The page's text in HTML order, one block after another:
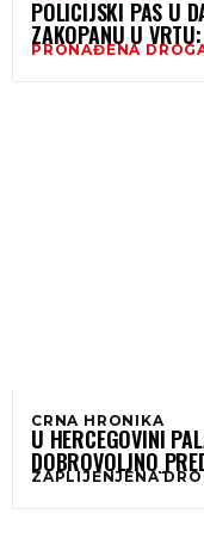
POLICIJSKI PAS U
ZAKOPANU U
PRONAĐENA
CRNA HRONIKA
U HERCEGOVINI
DOBROVOLJNO
OTKRIVENO JOŠ
ZAPLIJENJENA